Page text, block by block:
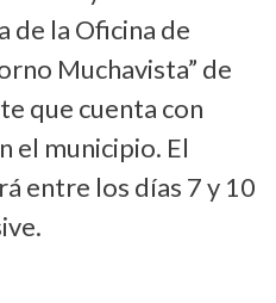
de la Oficina de
Muchavista” de
que cuenta con
el municipio. El
entre los días 7 y 10